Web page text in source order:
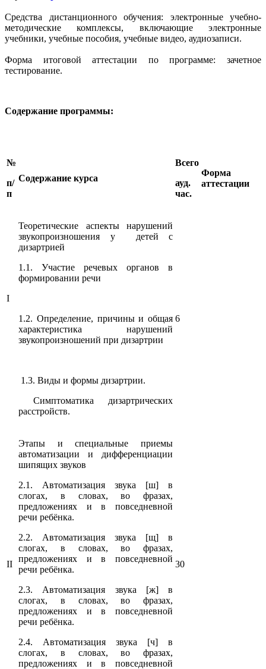
Средства дистанционного обучения: электронные учебно-
методические комплексы, включающие электронные
учебники, учебные пособия, учебные видео, аудиозаписи.
Форма итоговой аттестации по программе: зачетное
тестирование.
Содержание программы:
№
п/
п
Содержание курса
Всего
ауд.
час.
Форма
аттестации
I
Теоретические аспекты нарушений
звукопроизношения у детей с
дизартрией
1.1. Участие речевых органов в
формировании речи
1.2. Определение, причины и общая
характеристика нарушений
звукопроизношений при дизартрии
1.3. Виды и формы дизартрии.
Симптоматика дизартрических
расстройств.
6
II
Этапы и специальные приемы
автоматизации и дифференциации
шипящих звуков
2.1. Автоматизация звука [ш] в
слогах, в словах, во фразах,
предложениях и в повседневной
речи ребёнка.
2.2. Автоматизация звука [щ] в
слогах, в словах, во фразах,
предложениях и в повседневной
речи ребёнка.
2.3. Автоматизация звука [ж] в
слогах, в словах, во фразах,
предложениях и в повседневной
речи ребёнка.
2.4. Автоматизация звука [ч] в
слогах, в словах, во фразах,
предложениях и в повседневной
30